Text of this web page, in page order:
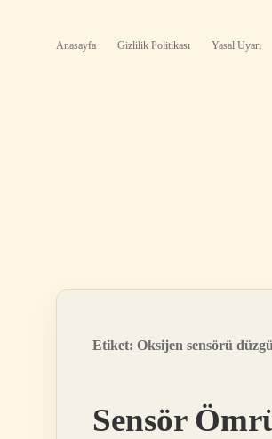
Anasayfa Gizlilik Politikası Yasal Uyarı
Etiket: Oksijen sensörü
Sensör